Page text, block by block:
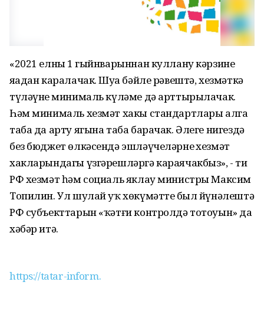
«2021 елның 1 гыйнварыннан куллану кәрзине
яңадан каралачак. Шуңа бәйле рәвештә, хезмәткә
түләүнең минималь күләме дә арттырылачак.
Һәм минималь хезмәт хакы стандартлары алга
таба да арту ягына таба барачак. Әлеге нигездә
без бюджет өлкәсендә эшләүчеләрнең хезмәт
хакларындагы үзгәрешләргә караячакбыз», - ти
РФ хезмәт һәм социаль яклау министры Максим
Топилин. Ул шулай уҡ хөкүмәттең был йүнәлештә
РФ субъекттарын «ҡәтғи контролдә тотоуын» да
хәбәр итә.
https://tatar-inform.